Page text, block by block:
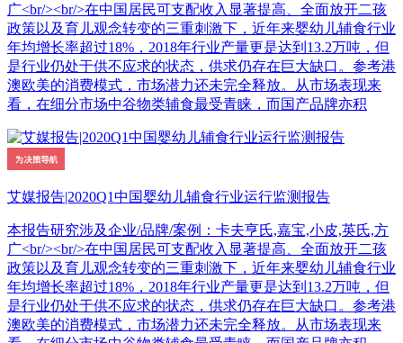
广<br/><br/>在中国居民可支配收入显著提高、全面放开二孩
政策以及育儿观念转变的三重刺激下，近年来婴幼儿辅食行业
年均增长率超过18%，2018年行业产量更是达到13.2万吨，但
是行业仍处于供不应求的状态，供求仍存在巨大缺口。参考港
澳欧美的消费模式，市场潜力还未完全释放。从市场表现来
看，在细分市场中谷物类辅食最受青睐，而国产品牌亦积
艾媒报告|2020Q1中国婴幼儿辅食行业运行监测报告
本报告研究涉及企业/品牌/案例：卡夫亨氏,嘉宝,小皮,英氏,方
广<br/><br/>在中国居民可支配收入显著提高、全面放开二孩
政策以及育儿观念转变的三重刺激下，近年来婴幼儿辅食行业
年均增长率超过18%，2018年行业产量更是达到13.2万吨，但
是行业仍处于供不应求的状态，供求仍存在巨大缺口。参考港
澳欧美的消费模式，市场潜力还未完全释放。从市场表现来